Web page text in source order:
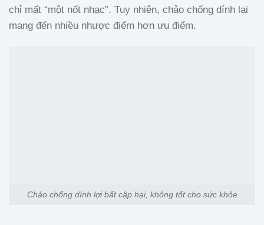
chỉ mất “một nốt nhạc”. Tuy nhiên, chảo chống dính lại
mang đến nhiều nhược điểm hơn ưu điểm.
Chảo chống dính lợi bất cập hại, không tốt cho sức khỏe